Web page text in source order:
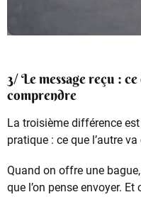
3/ Le message reçu :
comprendre
La troisième différence
pratique : ce que l’autre
Quand on offre une
que l’on pense envoyer. Et